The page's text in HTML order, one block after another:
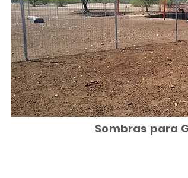
Sombras para